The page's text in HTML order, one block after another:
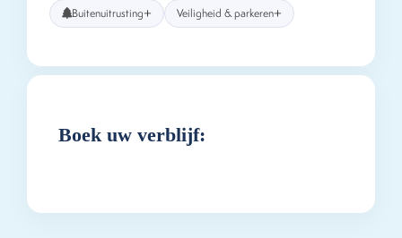
Buitenuitrusting+ Veiligheid & parkeren+
Boek uw verblijf: